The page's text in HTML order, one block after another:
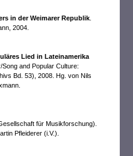
in der Weimarer Republik
2004.
Lied in Lateinamerika
and Popular Culture:
Bd. 53), 2008. Hg. von Nils
für Musikforschung).
Pfleiderer (i.V.).